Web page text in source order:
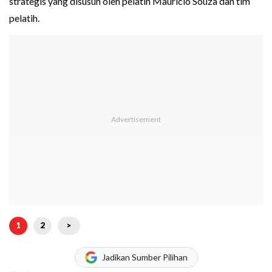
pelatih.
1 2 >
Jadikan Sumber Pilihan